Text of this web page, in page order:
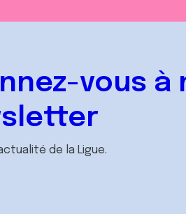
vous à
de la Ligue.